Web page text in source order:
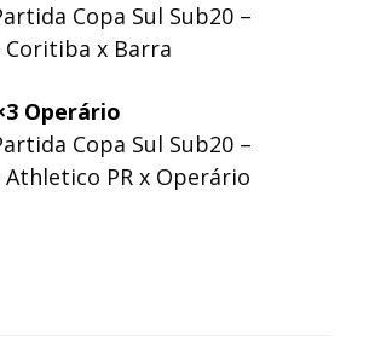
Copa Sul Sub20 –
Coritiba x Barra
Operário
Copa Sul Sub20 –
Athletico PR x Operário